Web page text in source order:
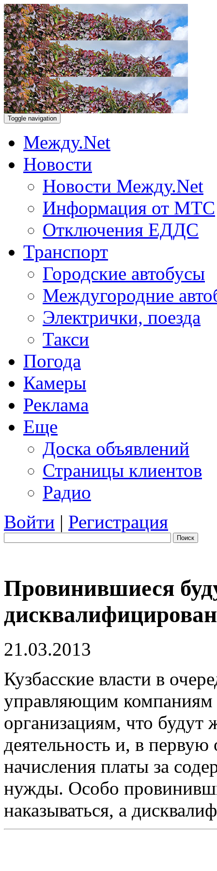
Toggle navigation
Между.Net
Новости
Новости Между.Net
Информация от МТС
Отключения ЕДДС
Транспорт
Городские автобусы
Междугородние
Электрички, поезда
Такси
Погода
Камеры
Реклама
Еще
Доска объявлений
Страницы клиентов
Радио
Войти | Регистрация
Поиск
Провинившиеся
21.03.2013
Кузбасские власти в
управляющим
организациям, что будут
деятельность и, в первую
начисления платы за
нужды. Особо
наказываться, а